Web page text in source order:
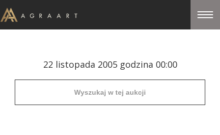
22 listopada 2005 godzina 00:00